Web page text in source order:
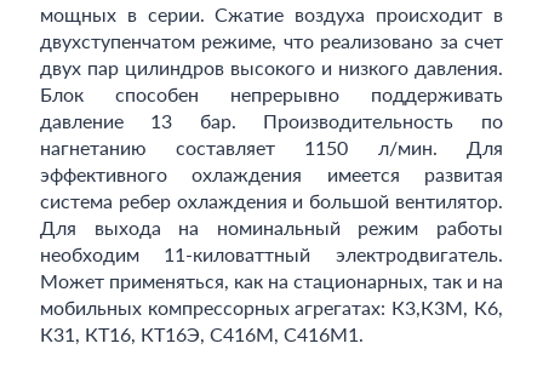
мощных в серии. Сжатие воздуха происходит в
двухступенчатом режиме, что реализовано за счет
двух пар цилиндров высокого и низкого давления.
Блок способен непрерывно поддерживать
давление 13 бар. Производительность по
нагнетанию составляет 1150 л/мин. Для
эффективного охлаждения имеется развитая
система ребер охлаждения и большой вентилятор.
Для выхода на номинальный режим работы
необходим 11-киловаттный электродвигатель.
Может применяться, как на стационарных, так и на
мобильных компрессорных агрегатах: К3,К3М, К6,
К31, КТ16, КТ16Э, С416М, С416М1.